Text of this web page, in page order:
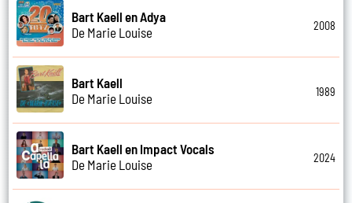
Bart Kaell en Adya
De Marie Louise
2008
Bart Kaell
De Marie Louise
1989
Bart Kaell en Impact Vocals
De Marie Louise
2024